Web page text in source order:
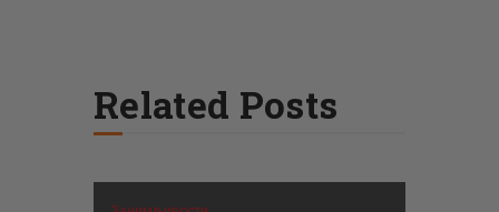
Related Posts